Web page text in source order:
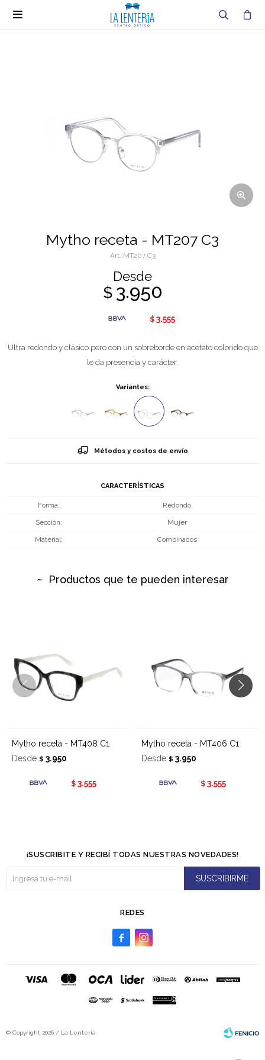

Mytho receta - MT207 C3
MT207 C3
Desde
$ 3.950
$ 3.555
Ultra redondo y clásico pero con un sobreborde en acetato colorido que
le da presencia y carácter.
Variantes:
Métodos y costos de envío
CARACTERÍSTICAS
Forma Redondo
Sección Mujer
Material Combinados
Productos que te pueden interesar
Mytho receta - MT408 C1
Desde $ 3.950
$ 3.555
Mytho receta - MT406 C1
Desde $ 3.950
$ 3.555
REDES
 
¡SUSCRIBITE Y RECIBÍ TODAS NUESTRAS NOVEDADES!
SUSCRIBIRME
© Copyright 2026 / La Lenteria